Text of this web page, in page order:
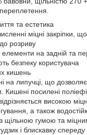
та естетика
міцні закріпки,
розриву
елементи на задній та
безпеку користувача
кишень
на липучці, що
Кишені посилені
високою
а також
з щільною гумою та
і блискавку спереду